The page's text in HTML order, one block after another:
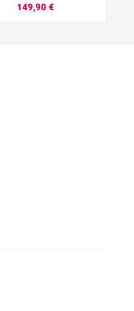
149,90 €Prezzo